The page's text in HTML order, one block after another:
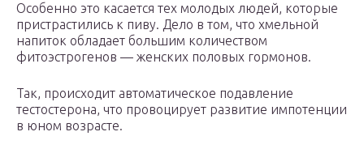
Особенно это касается тех молодых людей, которые
пристрастились к пиву. Дело в том, что хмельной
напиток обладает большим количеством
фитоэстрогенов — женских половых гормонов.
Так, происходит автоматическое подавление
тестостерона, что провоцирует развитие импотенции
в юном возрасте.